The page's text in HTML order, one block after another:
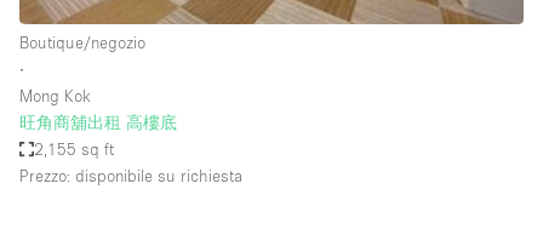
Negozio in centro commerciale
Sala conferenze
Sala riunioni
Boutique/negozio
∙
Mong Kok
旺角商舖出租 高樓底
2,155 sq ft
Prezzo: disponibile su richiesta